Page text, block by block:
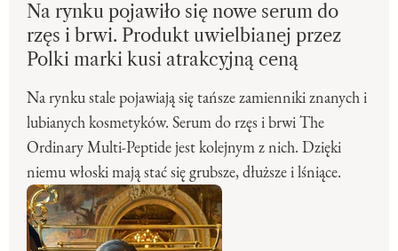
Na rynku pojawiło się nowe serum do
rzęs i brwi. Produkt uwielbianej przez
Polki marki kusi atrakcyjną ceną
Na rynku stale pojawiają się tańsze zamienniki znanych i
lubianych kosmetyków. Serum do rzęs i brwi The
Ordinary Multi-Peptide jest kolejnym z nich. Dzięki
niemu włoski mają stać się grubsze, dłuższe i lśniące.